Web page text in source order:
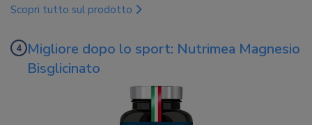
Scopri tutto sul prodotto
Migliore dopo lo sport: Nutrimea Magnesio
Bisglicinato